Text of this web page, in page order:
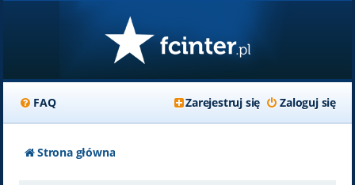
FAQ Zaloguj się
Zarejestruj się
Strona główna